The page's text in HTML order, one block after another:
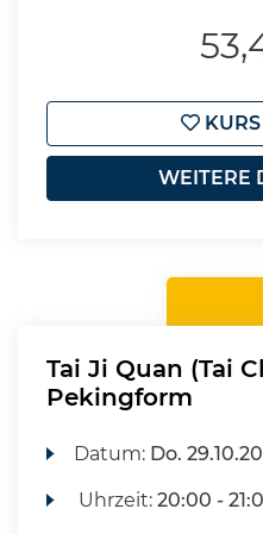
KURS
WEITERE
Tai Ji Quan (Tai
Pekingform
Datum: Do.
Uhrzeit:20:00 -